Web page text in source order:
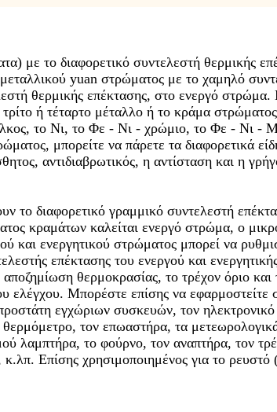
με το διαφορετικό συντελεστή θερμικής
yuan στρώματος με το χαμηλό
θερμικής επέκτασης, στο ενεργό στρώμα.
τρίτο ή τέταρτο μέταλλο ή το κράμα
το Νι, το Φε - Νι - χρώμιο, το Φε - Νι
μπορείτε να πάρετε τα διαφορετικά
αντιδιαβρωτικός, η αντίσταση και η
το διαφορετικό γραμμικό συντελεστή
κραμάτων καλείται ενεργό στρώμα, ο
και ενεργητικού στρώματος μπορεί να
επέκτασης του ενεργού και
θερμοκρασίας, το τρέχον όριο και
ελέγχου. Μπορέστε επίσης να εφαρμοστείτε
εγχώριων συσκευών, τον
τον επωαστήρα, τα
λαμπτήρα, το φούρνο, τον αναπτήρα, τον
Επίσης χρησιμοποιημένος για το ρευστό